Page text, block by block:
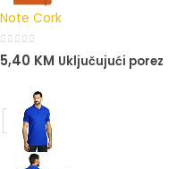
Note Cork
0out of 5
5,40 KM Uključujući porez